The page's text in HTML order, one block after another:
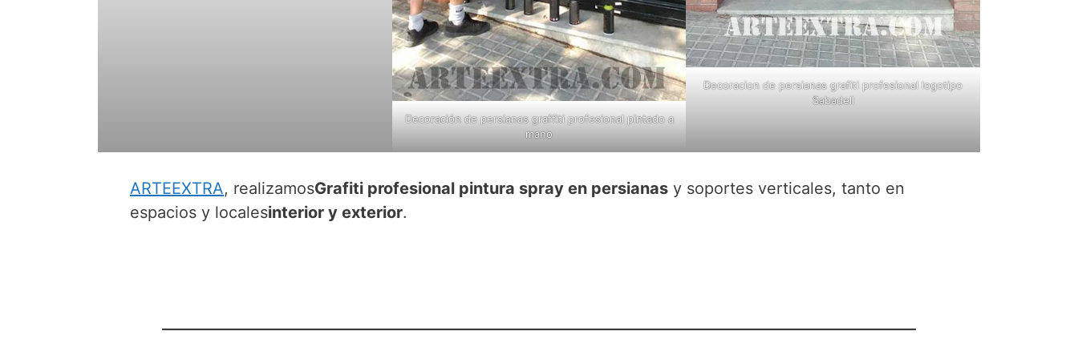
Decoración de persianas graffiti profesional pintado a
mano
Decoracion de persianas grafiti profesional logotipo
Sabadell
ARTEEXTRA, realizamosGrafiti profesional pintura spray en persianas y soportes verticales, tanto en
espacios y localesinterior y exterior.